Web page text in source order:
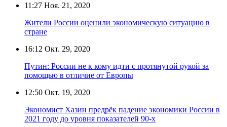
11:27 Ноя. 21, 2020
Жители России оценили экономическую ситуацию в
стране
16:12 Окт. 29, 2020
Путин: России не к кому идти с протянутой рукой за
помощью в отличие от Европы
12:50 Окт. 19, 2020
Экономист Хазин предрёк падение экономики России в
2021 году до уровня показателей 90-х